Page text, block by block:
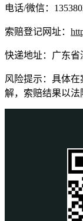
电话/微信：
索赔登记网址：
快递地址：广东省
风险提示：具体
解，索赔结果以法